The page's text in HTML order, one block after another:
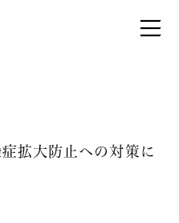
拡大防止への対策に